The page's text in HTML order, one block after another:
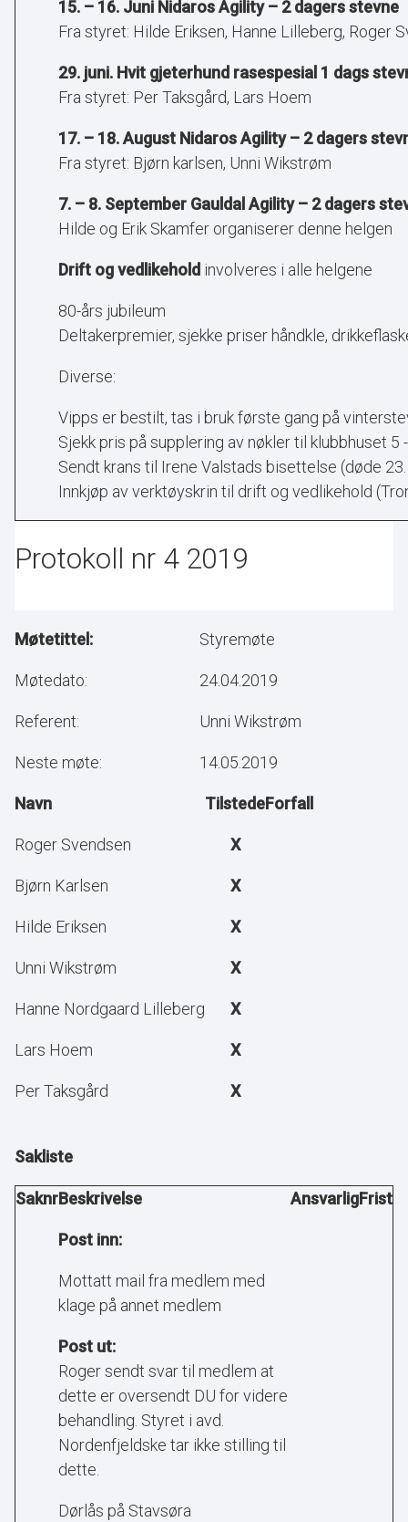
15. – 16. Juni Nidaros Agility – 2 dagers stevne
Fra styret: Hilde Eriksen, Hanne Lilleberg, Roger
29. juni. Hvit gjeterhund rasespesial 1 dags
Fra styret: Per Taksgård, Lars Hoem
17. – 18. August Nidaros Agility – 2 dagers
Fra styret: Bjørn karlsen, Unni Wikstrøm
7. – 8. September Gauldal Agility – 2 dagers
Hilde og Erik Skamfer organiserer denne helgen
Drift og vedlikehold involveres i alle helgene
80-års jubileum
Deltakerpremier, sjekke priser håndkle,
Diverse:
Vipps er bestilt, tas i bruk første gang på
Sjekk pris på supplering av nøkler til klubbhuset 5
Sendt krans til Irene Valstads bisettelse (døde
Innkjøp av verktøyskrin til drift og vedlikehold
Protokoll nr 4 2019
Møtetittel: Styremøte
Møtedato: 24.04.2019
Referent: Unni Wikstrøm
Neste møte: 14.05.2019
Navn TilstedeForfall
Roger Svendsen X
Bjørn Karlsen X
Hilde Eriksen X
Unni Wikstrøm X
Hanne Nordgaard Lilleberg X
Lars Hoem X
Per Taksgård X
Sakliste
SaknrBeskrivelse AnsvarligFrist
Post inn:
Mottatt mail fra medlem med
klage på annet medlem
Post ut:
Roger sendt svar til medlem at
dette er oversendt DU for videre
behandling. Styret i avd.
Nordenfjeldske tar ikke stilling til
dette.
Dørlås på Stavsøra